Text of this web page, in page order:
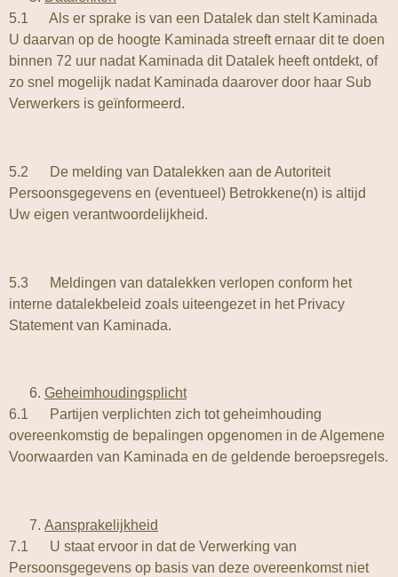
5.1 Als er sprake is van een Datalek dan stelt Kaminada
U daarvan op de hoogte Kaminada streeft ernaar dit te doen
binnen 72 uur nadat Kaminada dit Datalek heeft ontdekt, of
zo snel mogelijk nadat Kaminada daarover door haar Sub
Verwerkers is geïnformeerd.
5.2 De melding van Datalekken aan de Autoriteit
Persoonsgegevens en (eventueel) Betrokkene(n) is altijd
Uw eigen verantwoordelijkheid.
5.3 Meldingen van datalekken verlopen conform het
interne datalekbeleid zoals uiteengezet in het Privacy
Statement van Kaminada.
Geheimhoudingsplicht
6.1 Partijen verplichten zich tot geheimhouding
overeenkomstig de bepalingen opgenomen in de Algemene
Voorwaarden van Kaminada en de geldende beroepsregels.
Aansprakelijkheid
7.1 U staat ervoor in dat de Verwerking van
Persoonsgegevens op basis van deze overeenkomst niet